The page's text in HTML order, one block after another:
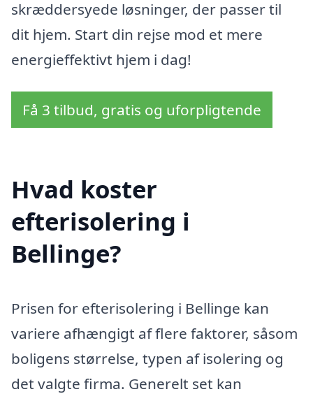
skræddersyede løsninger, der passer til
dit hjem. Start din rejse mod et mere
energieffektivt hjem i dag!
Få 3 tilbud, gratis og uforpligtende
Hvad koster
efterisolering i
Bellinge?
Prisen for efterisolering i Bellinge kan
variere afhængigt af flere faktorer, såsom
boligens størrelse, typen af isolering og
det valgte firma. Generelt set kan